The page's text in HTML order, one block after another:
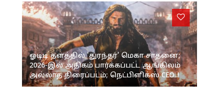
ஓடிடி தளத்தில் 'துரந்தர்' மெகா சாதனை;
2026-இல் அதிகம் பார்க்கப்பட்ட ஆங்கிலம்
அல்லாத திரைப்படம்; நெட்பிளிக்ஸ் CEO..!